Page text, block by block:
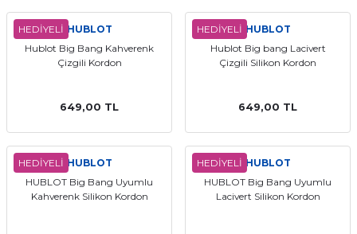
HEDİYELİ HUBLOT
Hublot Big Bang Kahverenk
Çizgili Kordon
649,00 TL
HEDİYELİ HUBLOT
Hublot Big bang Lacivert
Çizgili Silikon Kordon
649,00 TL
HEDİYELİ HUBLOT
HUBLOT Big Bang Uyumlu
Kahverenk Silikon Kordon
HEDİYELİ HUBLOT
HUBLOT Big Bang Uyumlu
Lacivert Silikon Kordon